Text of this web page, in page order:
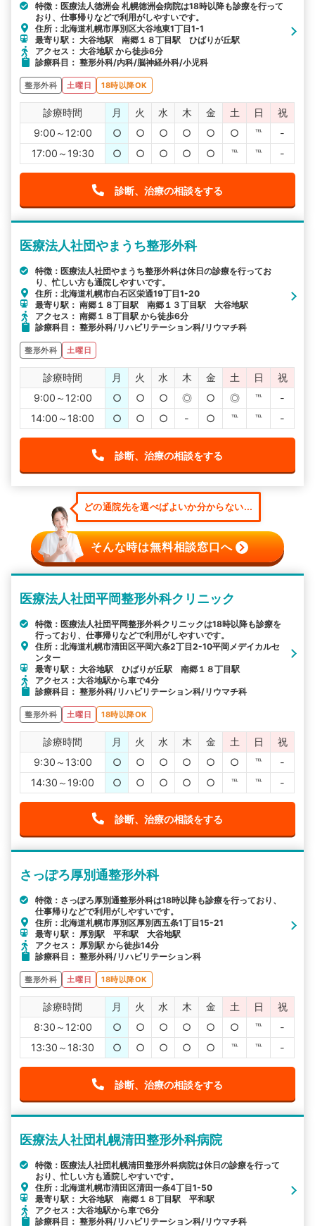
特徴：医療法人徳洲会 札幌徳洲会病院は18時以降も診療を行って
おり、仕事帰りなどで利用がしやすいです。
住所：北海道札幌市厚別区大谷地東1丁目1-1
最寄り駅： 大谷地駅 南郷１８丁目駅 ひばりが丘駅
アクセス： 大谷地駅 から徒歩6分
診療科目： 整形外科/内科/脳神経外科/小児科
整形外科 土曜日 18時以降OK
診療時間 月 火 水 木 金 土 日
祝
9:00～12:00
○ ○ ○ ○ ○ ○ ℡
-
17:00～19:30
○ ○ ○ ○ ○ ℡ ℡ -
診断、治療の相談をする
医療法人社団やまうち整形外科
特徴：医療法人社団やまうち整形外科は休日の診療を行ってお
り、忙しい方も通院しやすいです。
住所：北海道札幌市白石区栄通19丁目1-20
最寄り駅： 南郷１８丁目駅 南郷１３丁目駅 大谷地駅
アクセス： 南郷１８丁目駅 から徒歩6分
診療科目： 整形外科/リハビリテーション科/リウマチ科
整形外科 土曜日
診療時間 月 火 水 木 金 土 日
祝
9:00～12:00
○ ○ ○ ◎ ○ ◎ ℡
-
14:00～18:00
○ ○ ○ - ○ ℡ ℡ -
診断、治療の相談をする
どの通院先を選べばよいか分からない...
そんな時は無料相談窓口へ
医療法人社団平岡整形外科クリニック
特徴：医療法人社団平岡整形外科クリニックは18時以降も診療を
行っており、仕事帰りなどで利用がしやすいです。
住所：北海道札幌市清田区平岡六条2丁目2-10平岡メデイカルセ
ンター
最寄り駅： 大谷地駅 ひばりが丘駅 南郷１８丁目駅
アクセス：大谷地駅から車で4分
診療科目： 整形外科/リハビリテーション科/リウマチ科
整形外科 土曜日 18時以降OK
診療時間 月 火 水 木 金 土 日
祝
9:30～13:00
○ ○ ○ ○ ○ ○ ℡
-
14:30～19:00
○ ○ ○ ○ ○ ℡ ℡ -
診断、治療の相談をする
さっぽろ厚別通整形外科
特徴：さっぽろ厚別通整形外科は18時以降も診療を行っており、
仕事帰りなどで利用がしやすいです。
住所：北海道札幌市厚別区厚別西五条1丁目15-21
最寄り駅： 厚別駅 平和駅 大谷地駅
アクセス： 厚別駅 から徒歩14分
診療科目： 整形外科/リハビリテーション科
整形外科 土曜日 18時以降OK
診療時間 月 火 水 木 金 土 日
祝
8:30～12:00
○ ○ ○ ○ ○ ○ ℡
-
13:30～18:30
○ ○ ○ ○ ○ ℡ ℡ -
診断、治療の相談をする
医療法人社団札幌清田整形外科病院
特徴：医療法人社団札幌清田整形外科病院は休日の診療を行って
おり、忙しい方も通院しやすいです。
住所：北海道札幌市清田区清田一条4丁目1-50
最寄り駅： 大谷地駅 南郷１８丁目駅 平和駅
アクセス：大谷地駅から車で6分
診療科目： 整形外科/リハビリテーション科/リウマチ科